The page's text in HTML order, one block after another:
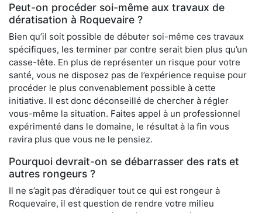
Peut-on procéder soi-même aux travaux de
dératisation à Roquevaire ?
Bien qu’il soit possible de débuter soi-même ces travaux
spécifiques, les terminer par contre serait bien plus qu’un
casse-tête. En plus de représenter un risque pour votre
santé, vous ne disposez pas de l’expérience requise pour
procéder le plus convenablement possible à cette
initiative. Il est donc déconseillé de chercher à régler
vous-même la situation. Faites appel à un professionnel
expérimenté dans le domaine, le résultat à la fin vous
ravira plus que vous ne le pensiez.
Pourquoi devrait-on se débarrasser des rats et
autres rongeurs ?
Il ne s’agit pas d’éradiquer tout ce qui est rongeur à
Roquevaire, il est question de rendre votre milieu